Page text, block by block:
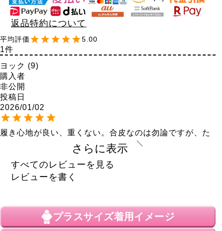
返品特約について
5.00
1
ヨック
9
購入者
非公開
投稿日
2026/01/02
履き心地が良い、重くない。合皮なのは勿論ですが、た
まにあるテッカテカのビニールみたいな感じではなく、
良い質感。しかもこれで伸縮性もあるので、本当に楽ち
ん。
広がりすぎない裾感が細見えする気がします。レザー調
さらに表示
すべてのレビューを見る
レビューを書く
プラスサイズ着用イメージ